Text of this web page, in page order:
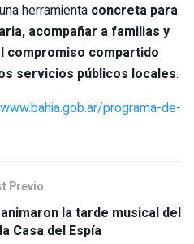
herramienta concreta para
acompañar a familias y
compartido
servicios públicos locales.
programa-de-
Previo
la tarde musical del
Casa del Espía